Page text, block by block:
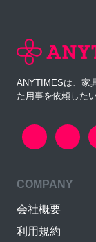
ANYTIMESは、家
た用事を依頼した
COMPANY
会社概要
利用規約